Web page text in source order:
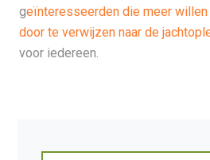
geïnteresseerden die meer
door te verwijzen naar de
voor iedereen.